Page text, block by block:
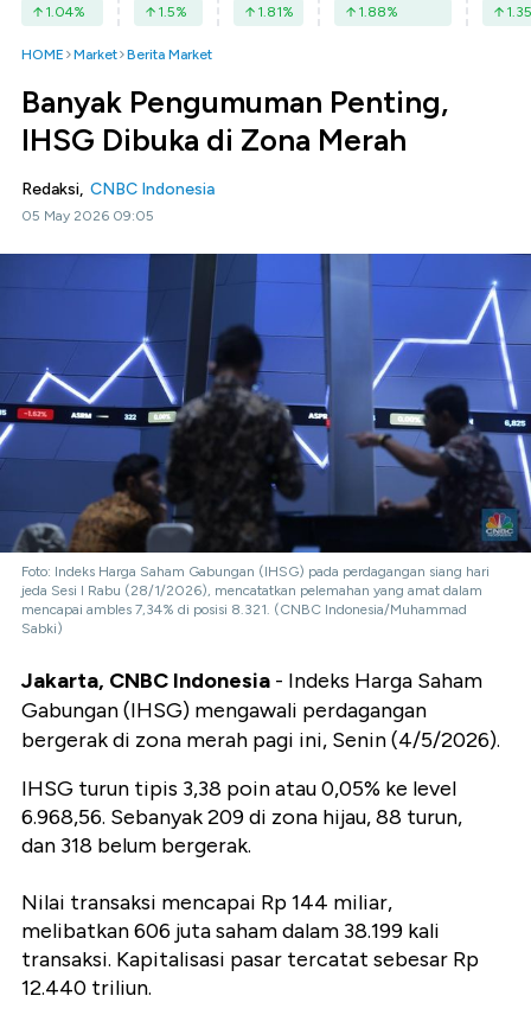
1.04% 1.5% 1.81% 1.88% 1.35
HOME Market Berita Market
Banyak Pengumuman Penting,
IHSG Dibuka di Zona Merah
Redaksi, CNBC Indonesia
05 May 2026 09:05
Foto: Indeks Harga Saham Gabungan (IHSG) pada perdagangan siang hari
jeda Sesi I Rabu (28/1/2026), mencatatkan pelemahan yang amat dalam
mencapai ambles 7,34% di posisi 8.321. (CNBC Indonesia/Muhammad
Sabki)
Jakarta, CNBC Indonesia - Indeks Harga Saham
Gabungan (IHSG) mengawali perdagangan
bergerak di zona merah pagi ini, Senin (4/5/2026).
IHSG turun tipis 3,38 poin atau 0,05% ke level
6.968,56. Sebanyak 209 di zona hijau, 88 turun,
dan 318 belum bergerak.
Nilai transaksi mencapai Rp 144 miliar,
melibatkan 606 juta saham dalam 38.199 kali
transaksi. Kapitalisasi pasar tercatat sebesar Rp
12.440 triliun.